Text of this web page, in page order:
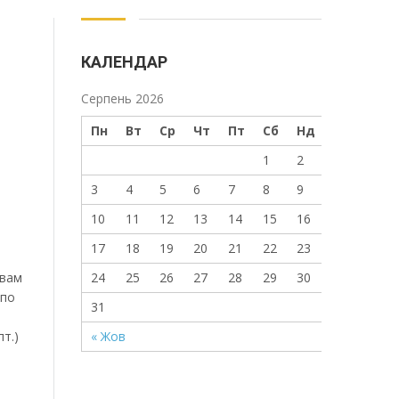
КАЛЕНДАР
Серпень 2026
Пн
Вт Ср Чт Пт Сб Нд
« Жов
1
2
3
4 5 6 7 8
9
10
11 12 13 14 15
16
17
18 19 20 21 22
23
24
25 26 27 28 29
30
31